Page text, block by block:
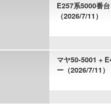
E257系5000番
（2026/7/11）
マヤ50-5001 +
ー（2026/7/11）